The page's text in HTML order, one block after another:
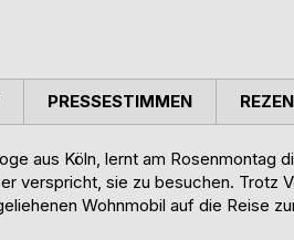
aus Köln, lernt am Rosenmontag
verspricht, sie zu besuchen. Trotz
Wohnmobil auf die Reise
PRESSESTIMMEN